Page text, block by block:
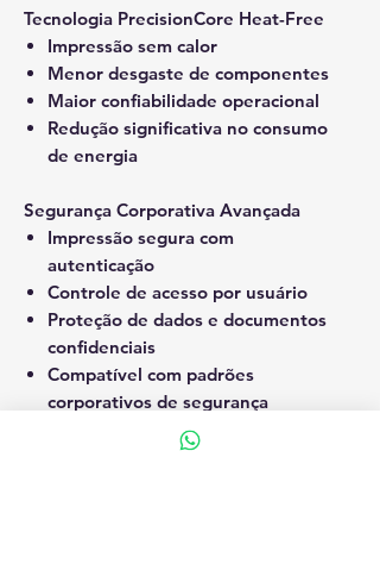
Tecnologia PrecisionCore Heat-Free
Impressão sem calor
Menor desgaste de componentes
Maior confiabilidade operacional
Redução significativa no consumo
de energia
Segurança Corporativa Avançada
Impressão segura com
autenticação
Controle de acesso por usuário
Proteção de dados e documentos
confidenciais
Compatível com padrões
corporativos de segurança
Integração e Fluxo de Trabalho